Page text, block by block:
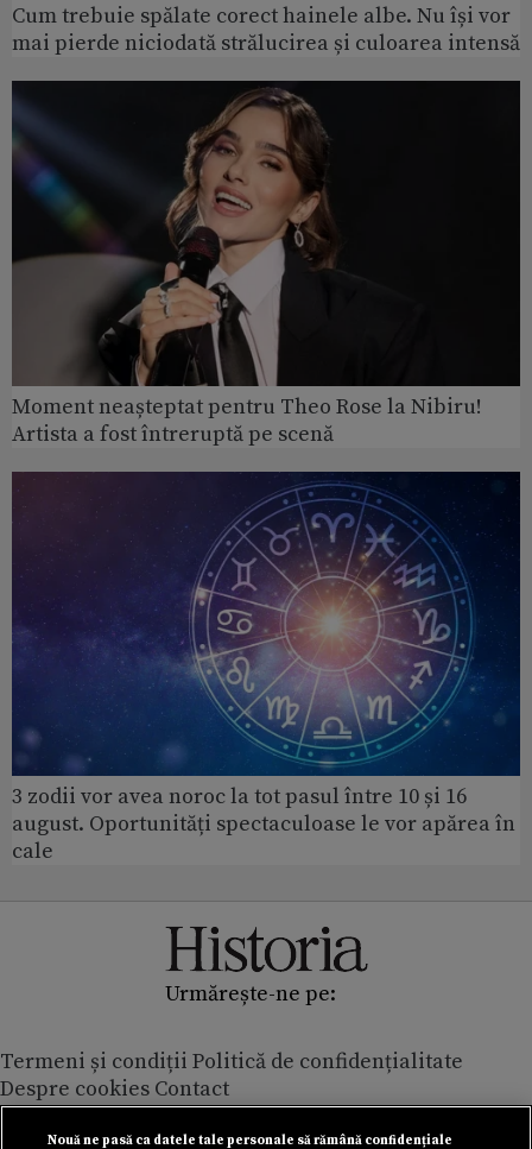
Cum trebuie spălate corect hainele albe. Nu își vor
mai pierde niciodată strălucirea și culoarea intensă
Moment neașteptat pentru Theo Rose la Nibiru!
Artista a fost întreruptă pe scenă
3 zodii vor avea noroc la tot pasul între 10 și 16
august. Oportunități spectaculoase le vor apărea în
cale
Urmărește-ne pe:
Termeni și condiții Politică de confidențialitate
Despre cookies Contact
Modifică preferințe pentru confidențialitate
Nouă ne pasă ca datele tale personale să rămână confidențiale